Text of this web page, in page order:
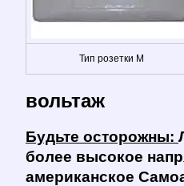
Тип розетки M
вольтаж
Будьте осторожны:
более высокое
американское